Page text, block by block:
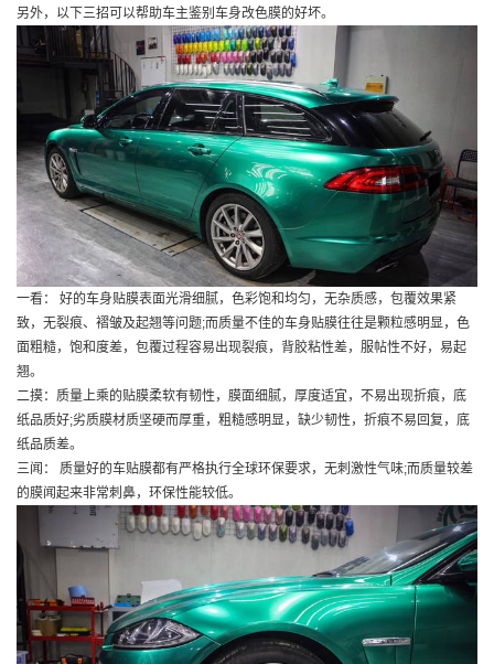
另外，以下三招可以帮助车主鉴别车身改色膜的好坏。
一看： 好的车身贴膜表面光滑细腻，色彩饱和均匀，无杂质感，包覆效果紧
致，无裂痕、褶皱及起翘等问题;而质量不佳的车身贴膜往往是颗粒感明显，色
面粗糙，饱和度差，包覆过程容易出现裂痕，背胶粘性差，服帖性不好，易起
翘。
二摸：质量上乘的贴膜柔软有韧性，膜面细腻，厚度适宜，不易出现折痕，底
纸品质好;劣质膜材质坚硬而厚重，粗糙感明显，缺少韧性，折痕不易回复，底
纸品质差。
三闻： 质量好的车贴膜都有严格执行全球环保要求，无刺激性气味;而质量较差
的膜闻起来非常刺鼻，环保性能较低。